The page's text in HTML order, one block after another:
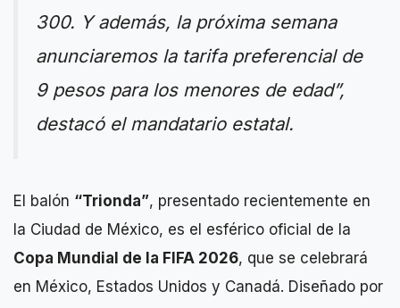
300. Y además, la próxima semana
anunciaremos la tarifa preferencial de
9 pesos para los menores de edad”,
destacó el mandatario estatal.
El balón “Trionda”, presentado recientemente en
la Ciudad de México, es el esférico oficial de la
Copa Mundial de la FIFA 2026, que se celebrará
en México, Estados Unidos y Canadá. Diseñado por